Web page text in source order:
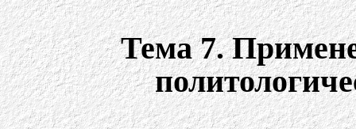
Тема 7.